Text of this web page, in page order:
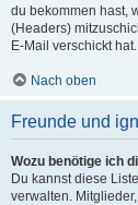
du bekommen hast,
(Headers)
E-Mail verschickt
Nach oben
Freunde und
Wozu benötige ich
Du kannst diese
verwalten.